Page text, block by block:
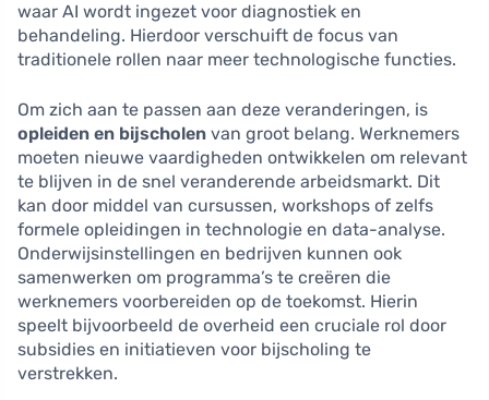
waar AI wordt ingezet voor diagnostiek en
behandeling. Hierdoor verschuift de focus van
traditionele rollen naar meer technologische functies.
Om zich aan te passen aan deze veranderingen, is
opleiden en bijscholen van groot belang. Werknemers
moeten nieuwe vaardigheden ontwikkelen om relevant
te blijven in de snel veranderende arbeidsmarkt. Dit
kan door middel van cursussen, workshops of zelfs
formele opleidingen in technologie en data-analyse.
Onderwijsinstellingen en bedrijven kunnen ook
samenwerken om programma’s te creëren die
werknemers voorbereiden op de toekomst. Hierin
speelt bijvoorbeeld de overheid een cruciale rol door
subsidies en initiatieven voor bijscholing te
verstrekken.